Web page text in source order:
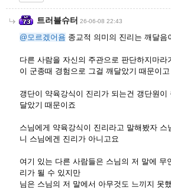
트러블슈터 26-06-08 22:43
@모르겠어욤 종교적 의미의 진리는 깨달음
다른 사람을 자신의 주관으로 판단하지마라
이 군종때 경험으로 그걸 깨달았기 때문이고
갱단이 약육강식이 진리가 되는건 갱단원이
달았기 때문이죠
스님에게 약육강식이 진리라고 말해봤자 스
니 스님에겐 진리가 아니고요
여기 있는 다른 사람들은 스님의 저 말에 무
리가 될 수 있지만
님은 스님의 저 말에서 아무것도 느끼지 못